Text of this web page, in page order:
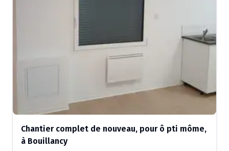
Chantier complet de nouveau, pour ô pti môme,
à Bouillancy